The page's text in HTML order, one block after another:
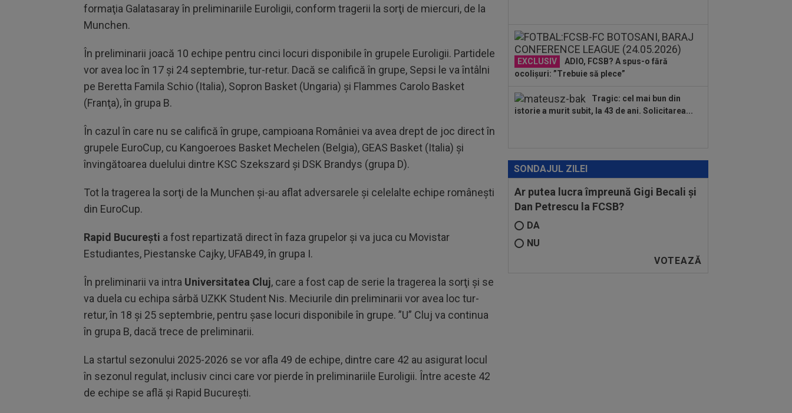
formaţia Galatasarayîn preliminariile Euroligii, conform tragerii la sorţi de miercuri, de la
Munchen.
În preliminarii joacă 10 echipe pentru cinci locuri disponibileîn grupele Euroligii. Partidele
vor avea loc în 17 şi 24 septembrie, tur-retur. Dacă se calificăîn grupe, Sepsi le va întâlni
pe Beretta Famila Schio (Italia), Sopron Basket (Ungaria) şi Flammes Carolo Basket
(Franţa),în grupa B.
În cazul în care nu se calificăîn grupe, campioana României va avea drept de joc direct în
grupele EuroCup, cu Kangoeroes Basket Mechelen (Belgia), GEAS Basket (Italia) şi
învingătoarea duelului dintre KSC Szekszard şi DSK Brandys (grupa D).
Tot la tragerea la sorţi de la Munchen şi-au aflat adversarele şi celelalte echipe româneşti
din EuroCup.
Rapid Bucureşti a fost repartizată directîn faza grupelor şi va juca cu Movistar
Estudiantes, Piestanske Cajky, UFAB49,în grupa I.
În preliminarii va intra Universitatea Cluj, care a fost cap de serie la tragerea la sorţi şi se
va duela cu echipa sârbă UZKK Student Nis. Meciurile din preliminarii vor avea loc tur-
retur,în 18 şi 25 septembrie, pentru şase locuri disponibileîn grupe. ”U” Cluj va continua
în grupa B, dacă trece de preliminarii.
La startul sezonului 2025-2026 se vor afla 49 de echipe, dintre care 42 au asigurat locul
în sezonul regulat, inclusiv cinci care vor pierde în preliminariile Euroligii. Între aceste 42
de echipe se află şi Rapid Bucureşti.
o direct: ”Nu face ce vrea el! Îl țin pe bancă
doi ani și...
EXCLUSIV
ADIO, FCSB? A spus-o fără
ocolișuri: ”Trebuie să plece”
Tragic: cel mai bun din
istorie a murit subit, la 43 de ani. Solicitarea...
SONDAJUL ZILEI
Ar putea lucra împreună Gigi Becali și
Dan Petrescu la FCSB?
DA
NU